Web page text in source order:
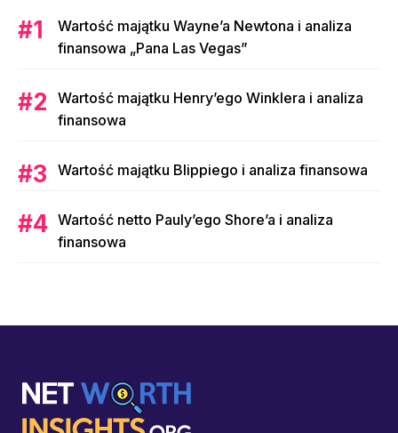
Wartość majątku Wayne’a Newtona i analiza
finansowa „Pana Las Vegas”
Wartość majątku Henry’ego Winklera i analiza
finansowa
Wartość majątku Blippiego i analiza finansowa
Wartość netto Pauly’ego Shore’a i analiza
finansowa